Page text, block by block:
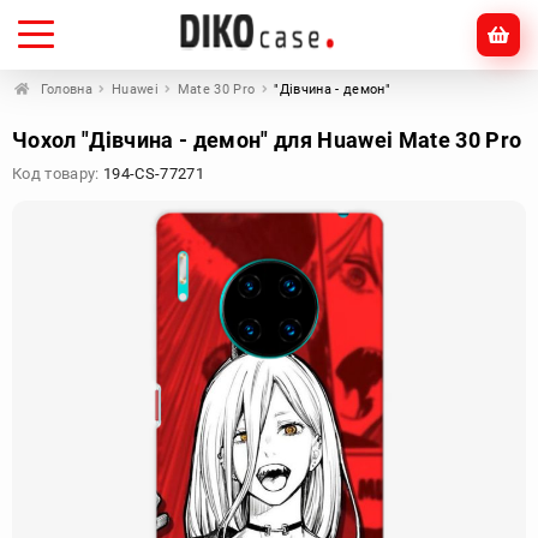
Головна Huawei Mate 30 Pro "Дівчина - демон"
Чохол "Дівчина - демон" для Huawei Mate 30 Pro
Код товару: 194-CS-77271